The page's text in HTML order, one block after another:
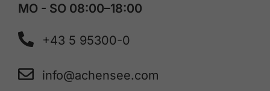
MO - SO 08:00–18:00
+43 5 95300-0
info@achensee.com